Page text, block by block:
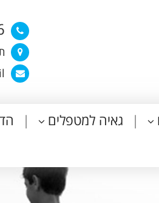
גאיה למטפלים